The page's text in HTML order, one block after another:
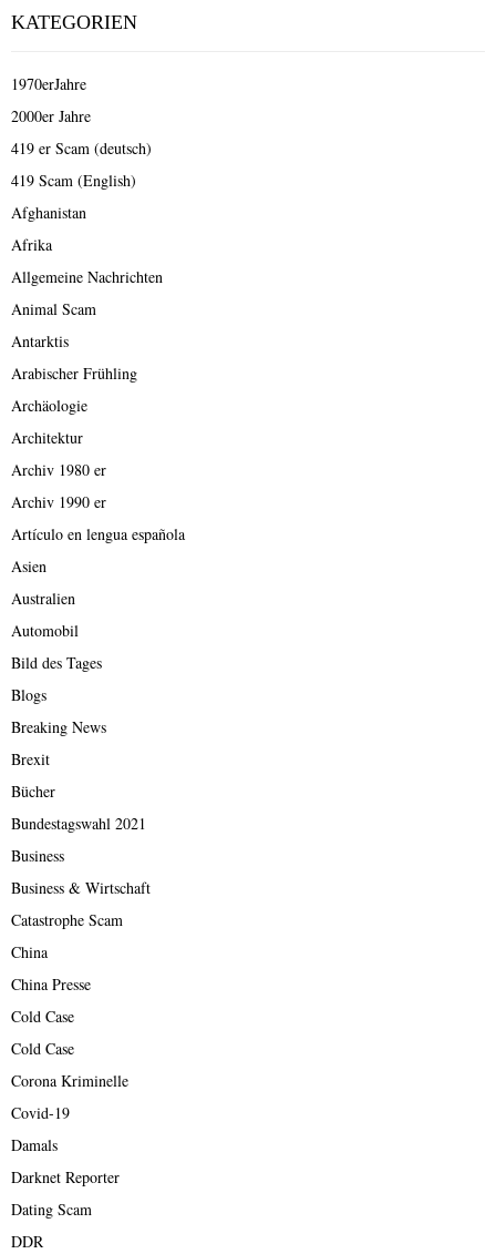
KATEGORIEN
1970erJahre
2000er Jahre
419 er Scam (deutsch)
419 Scam (English)
Afghanistan
Afrika
Allgemeine Nachrichten
Animal Scam
Antarktis
Arabischer Frühling
Archäologie
Architektur
Archiv 1980 er
Archiv 1990 er
Artículo en lengua española
Asien
Australien
Automobil
Bild des Tages
Blogs
Breaking News
Brexit
Bücher
Bundestagswahl 2021
Business
Business & Wirtschaft
Catastrophe Scam
China
China Presse
Cold Case
Cold Case
Corona Kriminelle
Covid-19
Damals
Darknet Reporter
Dating Scam
DDR